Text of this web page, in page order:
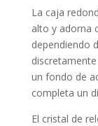
La caja
alto y adorna
dependiendo
un fondo de
completa un
El cristal de